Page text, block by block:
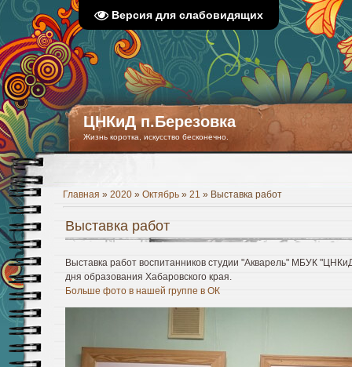
Версия для слабовидящих
ЦНКиД п.Березовка
Жизнь коротка, искусство бесконечно.
Главная » 2020 » Октябрь » 21 » Выставка работ
Выставка работ
Выставка работ воспитанников студии "Акварель" МБУК
дня образования Хабаровского края.
Больше фото в нашей группе в ОК